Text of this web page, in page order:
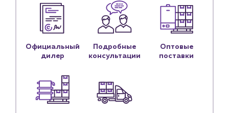
Портфолио
Новости
Контакты
Контактные данные
Официальный
дилер
Подробные
консультации
Оптовые
поставки